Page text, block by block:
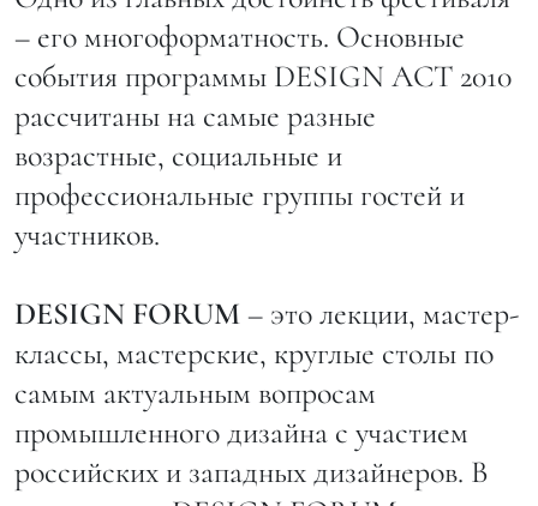
– его многоформатность. Основные
события программы DESIGN ACT 2010
рассчитаны на самые разные
возрастные, социальные и
профессиональные группы гостей и
участников.
DESIGN FORUM– это лекции, мастер-
классы, мастерские, круглые столы по
самым актуальным вопросам
промышленного дизайна c участием
российских и западных дизайнеров. В